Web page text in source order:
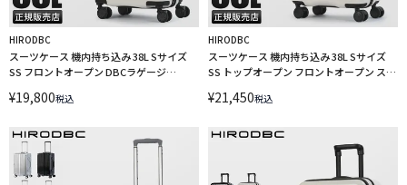
HIRODBC
スーツケース 機内持ち込み 38L Sサイズ
SS フロントオープン DBCラゲージ
¥19,800税込
HIRODBC
スーツケース 機内持ち込み 38L Sサイズ
SS トップオープン フロントオープン スト
TO キャリーケース
¥21,450税込